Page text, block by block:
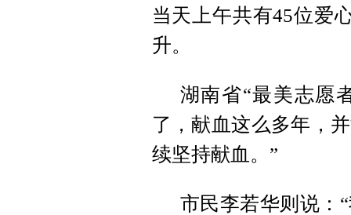
当天上午共有45位爱
升。
湖南省“最美志愿
了，献血这么多年，
续坚持献血。”
市民李若华则说：